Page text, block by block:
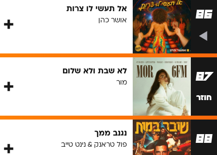
86 אל תעשי לו צרות
אושר כהן
87
חוזר
לא שבת ולא שלום
מור
88 נגנב ממך
פול טראנק & נינט טייב